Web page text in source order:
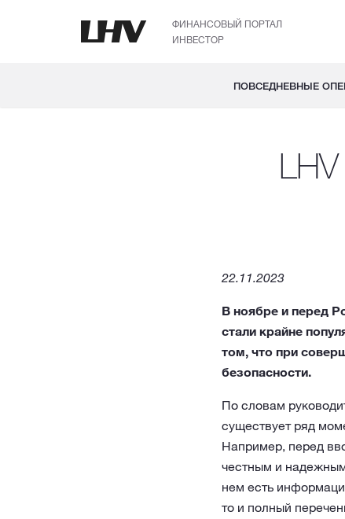
ФИНАНСОВЫЙ ПОРТАЛ
ИНВЕСТОР
ПОВСЕДНЕВНЫЕ
22.11.2023
В ноябре и перед
стали крайне
том, что при
безопасности.
По словам
существует ряд
Например, перед
честным и
нем есть
то и полный